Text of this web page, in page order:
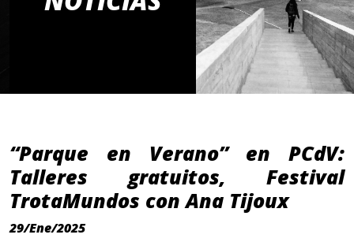
“Parque en Verano” en PCdV:
Talleres gratuitos, Festival
TrotaMundos con Ana Tijoux
29/Ene/2025